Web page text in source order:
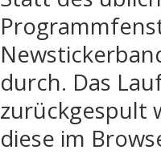
durch. Das
zurückgespult
diese im